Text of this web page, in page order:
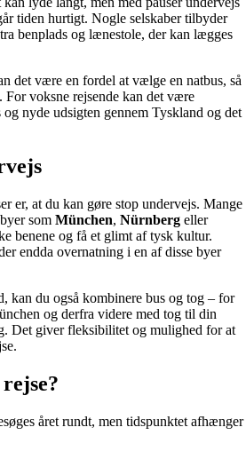
tiden hurtigt. Nogle selskaber tilbyder
benplads og lænestole, der kan lægges
det være en fordel at vælge en natbus, så
For voksne rejsende kan det være
nyde udsigten gennem Tyskland og det
er, at du kan gøre stop undervejs. Mange
som München, Nürnberg eller
benene og få et glimt af tysk kultur.
endda overnatning i en af disse byer
kan du også kombinere bus og tog – for
og derfra videre med tog til din
Det giver fleksibilitet og mulighed for at
året rundt, men tidspunktet afhænger